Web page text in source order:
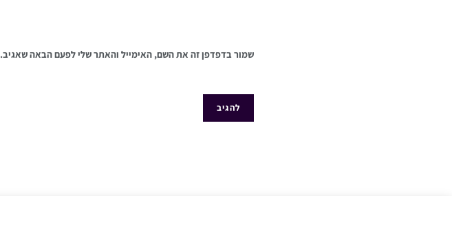
שמור בדפדפן זה את השם, האימייל והאתר שלי לפעם הבאה שאגיב.